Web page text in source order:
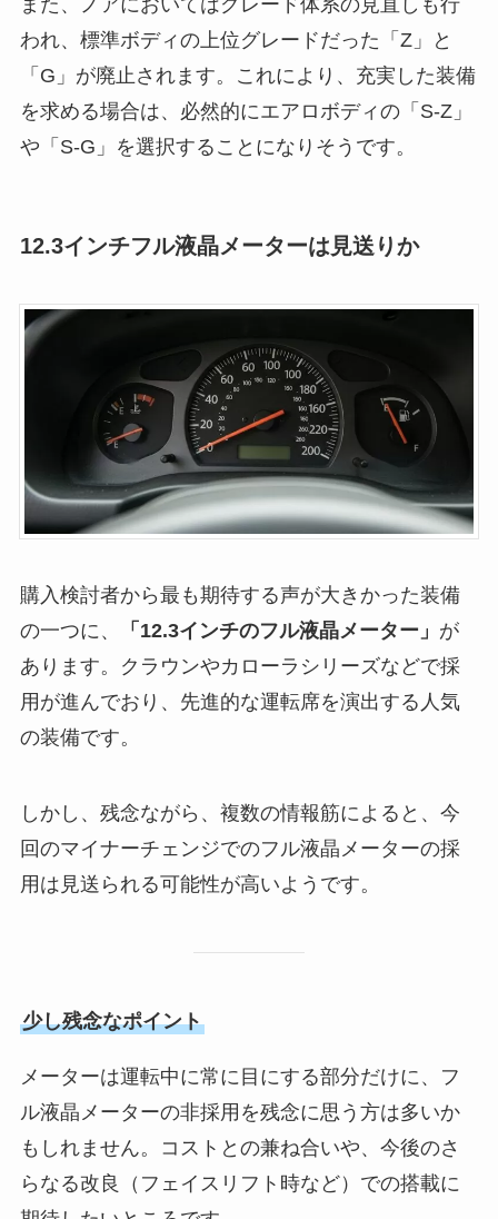
また、ノアにおいてはグレード体系の見直しも行
われ、標準ボディの上位グレードだった「Z」と
「G」が廃止されます。これにより、充実した装備
を求める場合は、必然的にエアロボディの「S-Z」
や「S-G」を選択することになりそうです。
12.3インチフル液晶メーターは見送りか
購入検討者から最も期待する声が大きかった装備
の一つに、
「12.3インチのフル液晶メーター」 が
あります。クラウンやカローラシリーズなどで採
用が進んでおり、先進的な運転席を演出する人気
の装備です。
しかし、残念ながら、複数の情報筋によると、今
回のマイナーチェンジでのフル液晶メーターの採
用は見送られる可能性が高いようです。
少し残念なポイント
メーターは運転中に常に目にする部分だけに、フ
ル液晶メーターの非採用を残念に思う方は多いか
もしれません。コストとの兼ね合いや、今後のさ
らなる改良（フェイスリフト時など）での搭載に